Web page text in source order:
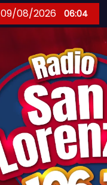
09/08/2026 06:04